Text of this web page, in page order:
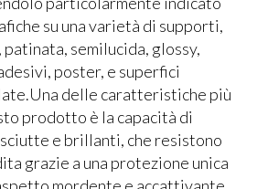
su una varietà di supporti,
semilucida, glossy,
poster, e superfici
delle caratteristiche più
prodotto è la capacità di
e brillanti, che resistono
grazie a una protezione unica